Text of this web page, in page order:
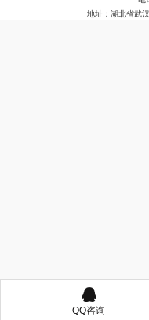
地址：湖北省武
󰇇
QQ咨询